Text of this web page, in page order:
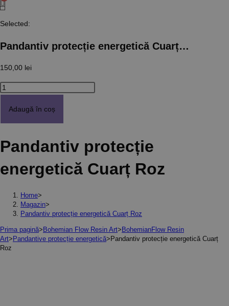
Selected:
Pandantiv protecție energetică Cuarț…
150,00 lei
Cantitate
protecție
energetică
Roz
Adaugă în coș
Pandantiv protecție
energetică Cuarț Roz
Home>
Magazin>
Pandantiv protecție energetică Cuarț Roz
Prima pagină> Bohemian Flow Resin Art> BohemianFlow Resin
Art> Pandantive protecție energetică> Pandantiv protecție energetică Cuarț
Roz